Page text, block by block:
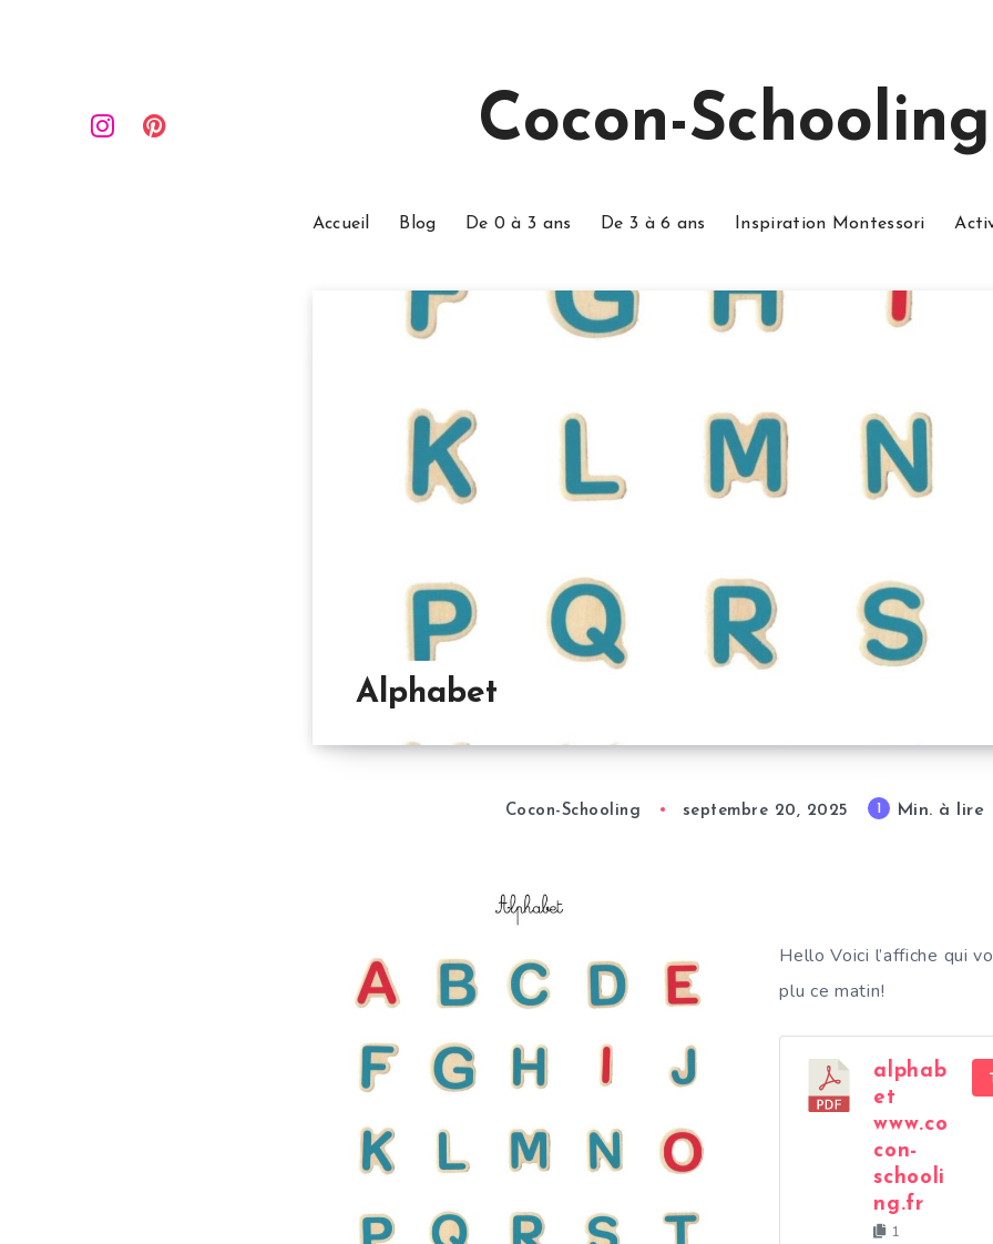
Cocon-Schooling
Accueil Blog De 0 à 3 ans De 3 à 6 ans Inspiration Montessori
Alphabet
Cocon-Schooling septembre 20, 2025 Min. à lire
Hello Voici l’affiche qui
plu ce matin!
alphab
et
www.co
con-
schooli
ng.fr
1